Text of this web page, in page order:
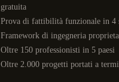
gratuita
Prova di fattibilità funzionale in 4
Framework di ingegneria
Oltre 150 professionisti in 5 paesi
Oltre 2.000 progetti portati a